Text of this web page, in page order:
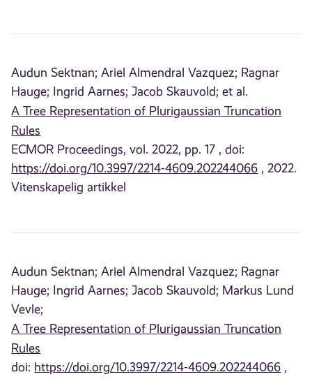
Audun Sektnan; Ariel Almendral Vazquez; Ragnar
Hauge; Ingrid Aarnes; Jacob Skauvold; et al.
A Tree Representation of Plurigaussian Truncation
Rules
ECMOR Proceedings, vol. 2022, pp. 17 , doi:
https://doi.org/10.3997/2214-4609.202244066 , 2022.
Vitenskapelig artikkel
Audun Sektnan; Ariel Almendral Vazquez; Ragnar
Hauge; Ingrid Aarnes; Jacob Skauvold; Markus Lund
Vevle;
A Tree Representation of Plurigaussian Truncation
Rules
doi: https://doi.org/10.3997/2214-4609.202244066 ,